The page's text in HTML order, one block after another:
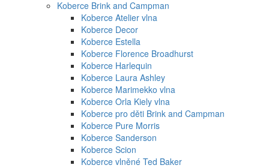
Koberce Brink and Campman
Koberce Atelier vlna
Koberce Decor
Koberce Estella
Koberce Florence Broadhurst
Koberce Harlequin
Koberce Laura Ashley
Koberce Marimekko vlna
Koberce Orla Kiely vlna
Koberce pro děti Brink and Campman
Koberce Pure Morris
Koberce Sanderson
Koberce Scion
Koberce vlněné Ted Baker